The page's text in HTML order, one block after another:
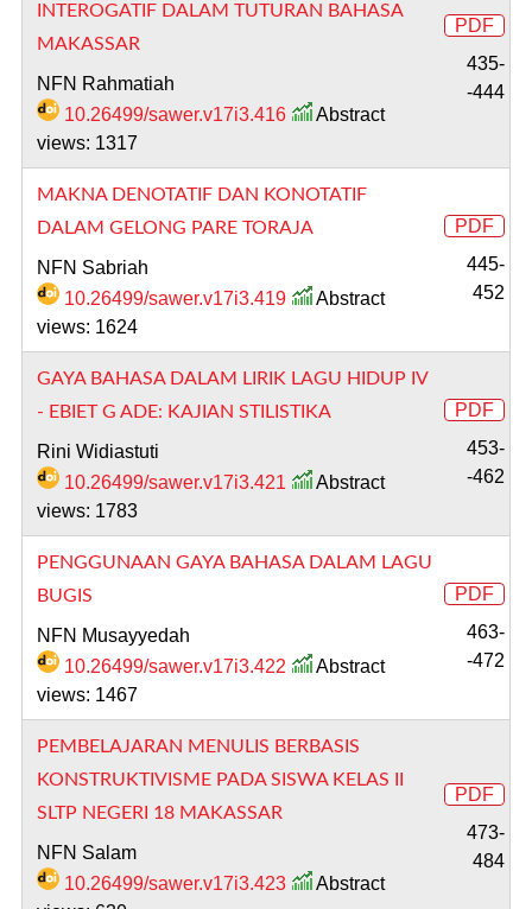
INTEROGATIF DALAM TUTURAN BAHASA
MAKASSAR
NFN Rahmatiah
10.26499/sawer.v17i3.416
Abstract
views: 1317
PDF
435-
-444
MAKNA DENOTATIF DAN KONOTATIF
DALAM GELONG PARE TORAJA
NFN Sabriah
10.26499/sawer.v17i3.419
Abstract
views: 1624
PDF
445-
452
GAYA BAHASA DALAM LIRIK LAGU HIDUP IV
- EBIET G ADE: KAJIAN STILISTIKA
Rini Widiastuti
10.26499/sawer.v17i3.421
Abstract
views: 1783
PDF
453-
-462
PENGGUNAAN GAYA BAHASA DALAM LAGU
BUGIS
NFN Musayyedah
10.26499/sawer.v17i3.422
Abstract
views: 1467
PDF
463-
-472
PEMBELAJARAN MENULIS BERBASIS
KONSTRUKTIVISME PADA SISWA KELAS II
SLTP NEGERI 18 MAKASSAR
NFN Salam
10.26499/sawer.v17i3.423
Abstract
PDF
473-
484